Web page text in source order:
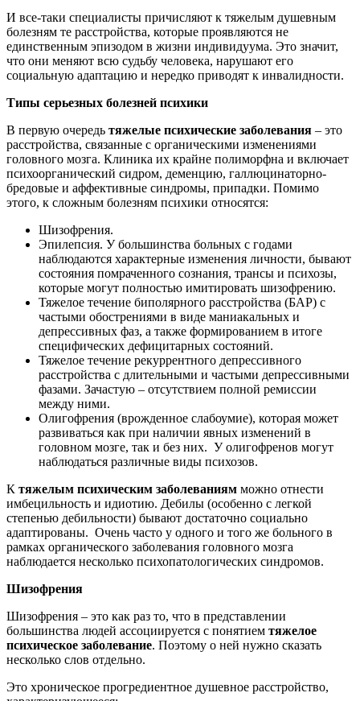
И все-таки специалисты причисляют к тяжелым душевным
болезням те расстройства, которые проявляются не
единственным эпизодом в жизни индивидуума. Это значит,
что они меняют всю судьбу человека, нарушают его
социальную адаптацию и нередко приводят к инвалидности.
Типы серьезных болезней психики
В первую очередь тяжелые психические заболевания – это
расстройства, связанные с органическими изменениями
головного мозга. Клиника их крайне полиморфна и включает
психоорганический сидром, деменцию, галлюцинаторно-
бредовые и аффективные синдромы, припадки. Помимо
этого, к сложным болезням психики относятся:
Шизофрения.
Эпилепсия. У большинства больных с годами
наблюдаются характерные изменения личности, бывают
состояния помраченного сознания, трансы и психозы,
которые могут полностью имитировать шизофрению.
Тяжелое течение биполярного расстройства (БАР) с
частыми обострениями в виде маниакальных и
депрессивных фаз, а также формированием в итоге
специфических дефицитарных состояний.
Тяжелое течение рекуррентного депрессивного
расстройства с длительными и частыми депрессивными
фазами. Зачастую – отсутствием полной ремиссии
между ними.
Олигофрения (врожденное слабоумие), которая может
развиваться как при наличии явных изменений в
головном мозге, так и без них. У олигофренов могут
наблюдаться различные виды психозов.
К тяжелым психическим заболеваниям можно отнести
имбецильность и идиотию. Дебилы (особенно с легкой
степенью дебильности) бывают достаточно социально
адаптированы. Очень часто у одного и того же больного в
рамках органического заболевания головного мозга
наблюдается несколько психопатологических синдромов.
Шизофрения
Шизофрения – это как раз то, что в представлении
большинства людей ассоциируется с понятием тяжелое
психическое заболевание. Поэтому о ней нужно сказать
несколько слов отдельно.
Это хроническое прогредиентное душевное расстройство,